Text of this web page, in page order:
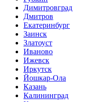
Димитровград
Дмитров
Екатеринбург
Заинск
Златоуст
Иваново
Ижевск
Иркутск
Йошкар-Ола
Казань
Калининград